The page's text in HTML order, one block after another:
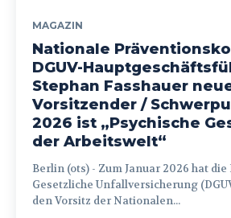
MAGAZIN
Nationale
DGUV-
Stephan Fasshauer
Vorsitzender /
2026 ist „Psychische
der Arbeitswelt“
Berlin (ots) - Zum Januar 2026 hat die Deutsche
Gesetzliche Unfallversicherung
den Vorsitz der Nationalen...